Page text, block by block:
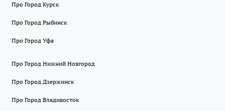
Про Город Курск
Про Город Рыбинск
Про Город Уфа
Про Город Нижний Новгород
Про Город Дзержинск
Про Город Владивосток